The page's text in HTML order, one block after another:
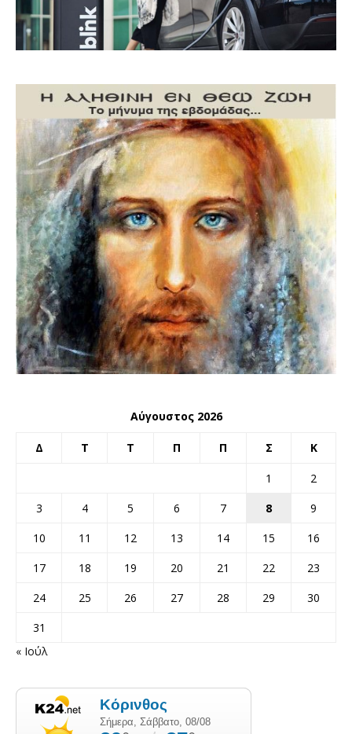
Αύγουστος 2026
Δ Τ Τ Π Π Σ Κ
1
2
3
4 5 6 7 8
9
10
11 12 13 14 15
16
17
18 19 20 21 22
23
24
25 26 27 28 29
30
31
« Ιούλ